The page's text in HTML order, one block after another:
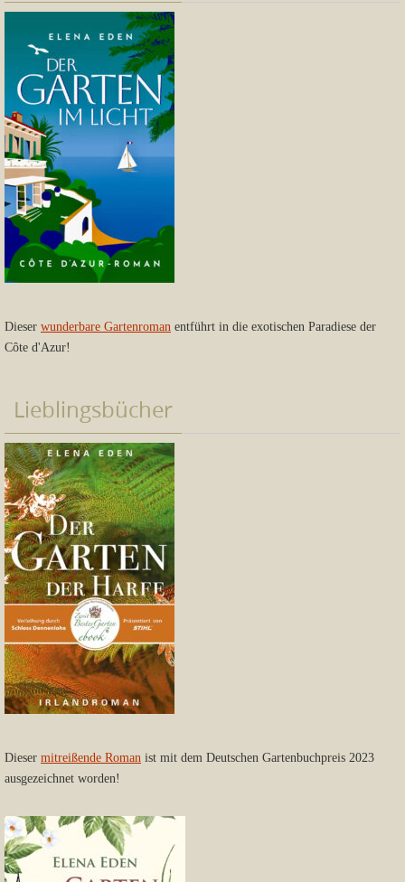
Dieser wunderbare Gartenroman entführt in die exotischen Paradiese der
Côte d'Azur!
Lieblingsbücher
Dieser mitreißende Roman ist mit dem Deutschen Gartenbuchpreis 2023
ausgezeichnet worden!